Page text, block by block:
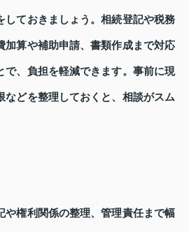
しておきましょう。相続登記や税務
加算や補助申請、書類作成まで対応
で、負担を軽減できます。事前に現
などを整理しておくと、相談がスム
や権利関係の整理、管理責任まで幅